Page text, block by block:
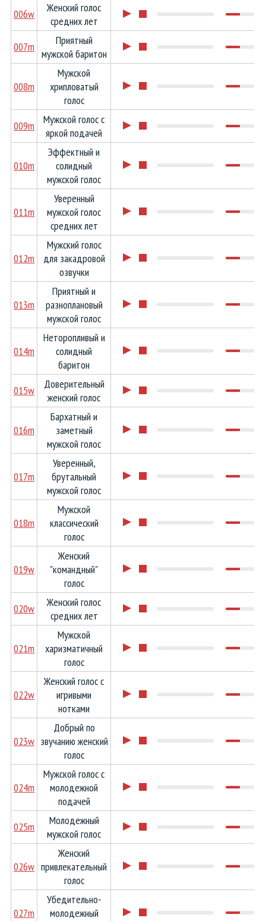
006w
Женский голос
средних лет
007m
Приятный
мужской баритон
008m
Мужской
хрипловатый
голос
009m
Мужской голос с
яркой подачей
010m
Эффектный и
солидный
мужской голос
011m
Уверенный
мужской голос
средних лет
012m
Мужский голос
для закадровой
озвучки
013m
Приятный и
разноплановый
мужской голос
014m
Неторопливый и
солидный
баритон
015w
Доверительный
женский голос
016m
Бархатный и
заметный
мужской голос
017m
Уверенный,
брутальный
мужской голос
018m
Мужской
классический
голос
019w
Женский
"командный"
голос
020w
Женский голос
средних лет
021m
Мужской
харизматичный
голос
022w
Женский голос с
игривыми
нотками
023w
Добрый по
звучанию женский
голос
024m
Мужской голос с
молодежной
подачей
025m
Молодежный
мужской голос
026w
Женский
привлекательный
голос
027m
Убедительно-
молодежный